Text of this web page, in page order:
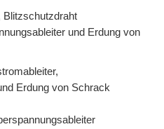
Blitzschutzdraht
und Erdung von
Erdung von Schrack